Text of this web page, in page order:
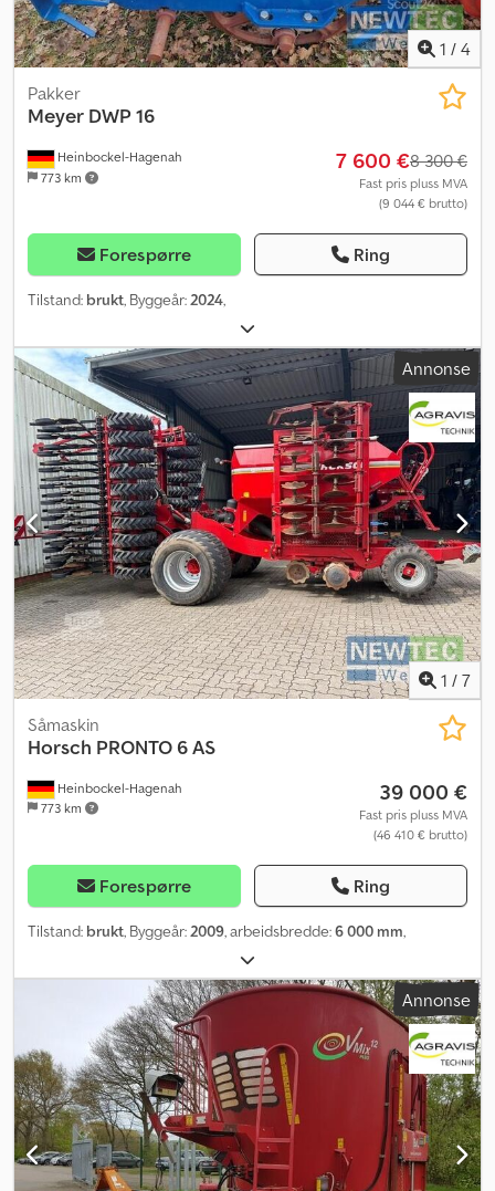
1 / 4
Heinbockel-Hagenah
773 km
Pakker
Meyer DWP 16
7 600 €8 300 €
Fast pris pluss MVA
(9 044 € brutto)
Forespørre Ring
Tilstand: brukt, Byggeår:2024,
Annonse
1 / 7
Heinbockel-Hagenah
773 km
Såmaskin
Horsch PRONTO 6 AS
39 000 €
Fast pris pluss MVA
(46 410 € brutto)
Forespørre Ring
Tilstand: brukt, Byggeår:2009, arbeidsbredde:6 000 mm,
Annonse